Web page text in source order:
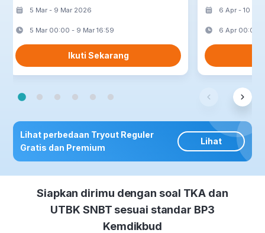
5 Mar - 9 Mar 2026
5 Mar 00:00 - 9 Mar 16:59
Ikuti Sekarang
6 Apr - 10
6 Apr 00:00 -
Lihat perbedaan Tryout Reguler
Gratis dan Premium
Lihat
Siapkan dirimu dengan soal TKA dan
UTBK SNBT sesuai standar BP3
Kemdikbud